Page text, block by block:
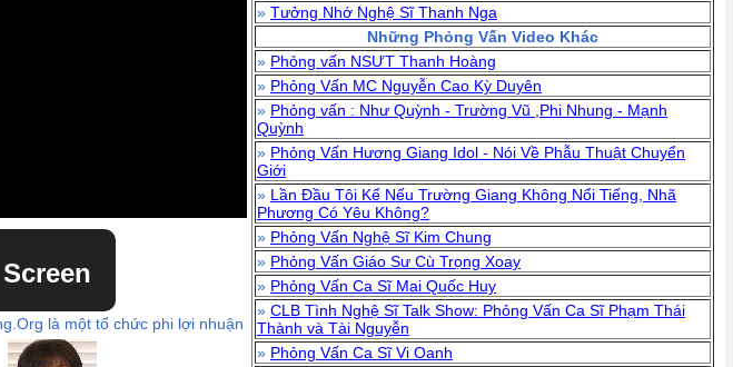
là một tổ chức phi lợi nhuận
» Tưởng Nhớ Nghệ Sĩ Thanh Nga
Những Phỏng Vấn Video Khác
» Phỏng vấn NSƯT Thanh Hoàng
» Phỏng Vấn MC Nguyễn Cao Kỳ Duyên
» Phỏng vấn : Như Quỳnh - Trường Vũ ,Phi Nhung - Mạnh
Quỳnh
» Phỏng Vấn Hương Giang Idol - Nói Về Phẫu Thuật Chuyển
Giới
» Lần Đầu Tôi Kể Nếu Trường Giang Không Nổi Tiếng, Nhã
Phương Có Yêu Không?
» Phỏng Vấn Nghệ Sĩ Kim Chung
» Phỏng Vấn Giáo Sư Cù Trọng Xoay
» Phỏng Vấn Ca Sĩ Mai Quốc Huy
» CLB Tình Nghệ Sĩ Talk Show: Phỏng Vấn Ca Sĩ Phạm Thái
Thành và Tài Nguyễn
» Phỏng Vấn Ca Sĩ Vi Oanh